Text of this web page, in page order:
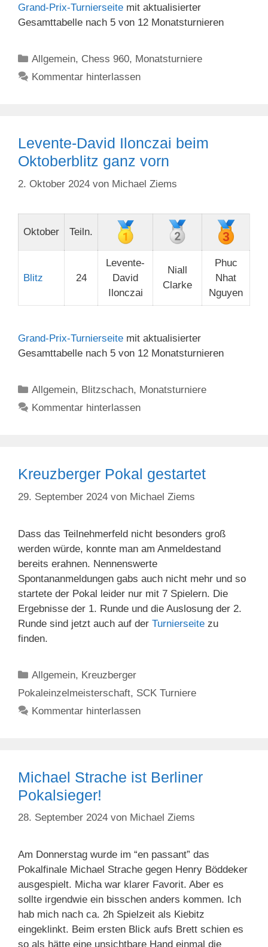
Grand-Prix-Turnierseite mit aktualisierter
Gesamttabelle nach 5 von 12 Monatsturnieren
Kategorien
Allgemein, Chess 960, Monatsturniere
Kommentar hinterlassen
Levente-David Ilonczai beim
Oktoberblitz ganz vorn
2. Oktober 2024 von Michael Ziems
Oktober Teiln.
Blitz 24
Levente-
David
Ilonczai
Niall
Clarke
Phuc
Nhat
Nguyen
Grand-Prix-Turnierseite mit aktualisierter
Gesamttabelle nach 5 von 12 Monatsturnieren
Kategorien
Allgemein, Blitzschach, Monatsturniere
Kommentar hinterlassen
Kreuzberger Pokal gestartet
29. September 2024 von Michael Ziems
Dass das Teilnehmerfeld nicht besonders groß
werden würde, konnte man am Anmeldestand
bereits erahnen. Nennenswerte
Spontananmeldungen gabs auch nicht mehr und so
startete der Pokal leider nur mit 7 Spielern. Die
Ergebnisse der 1. Runde und die Auslosung der 2.
Runde sind jetzt auch auf der Turnierseite zu
finden.
Kategorien
Allgemein, Kreuzberger
Pokaleinzelmeisterschaft, SCK Turniere
Kommentar hinterlassen
Michael Strache ist Berliner
Pokalsieger!
28. September 2024 von Michael Ziems
Am Donnerstag wurde im “en passant” das
Pokalfinale Michael Strache gegen Henry Böddeker
ausgespielt. Micha war klarer Favorit. Aber es
sollte irgendwie ein bisschen anders kommen. Ich
hab mich nach ca. 2h Spielzeit als Kiebitz
eingeklinkt. Beim ersten Blick aufs Brett schien es
so als hätte eine unsichtbare Hand einmal die